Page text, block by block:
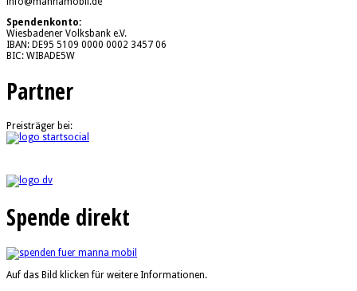
Spendenkonto:
Wiesbadener Volksbank e.V.
IBAN: DE95 5109 0000 0002 3457 06
BIC: WIBADE5W
Partner
Preisträger bei:
Spende direkt
Auf das Bild klicken für weitere Informationen.